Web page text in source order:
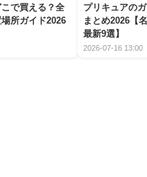
で買える？全
所ガイド2026
プリキュアの
まとめ2026【
最新9選】
2026-07-16 13:00